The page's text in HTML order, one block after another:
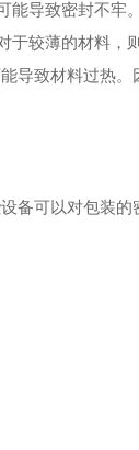
导致密封不牢。
较薄的材料，
致材料过热。
备可以对包装